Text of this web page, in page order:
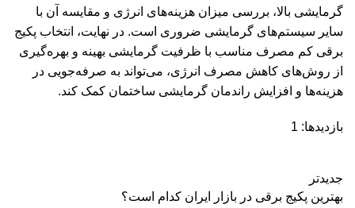
گرمایشی بالا، بررسی میزان هزینه‌های انرژی و مقایسه آن با
سایر سیستم‌های گرمایشی ضروری است. در نهایت، انتخاب پکیج
برقی کم مصرف مناسب با ظرفیت گرمایشی بهینه و بهره‌گیری
از روش‌های کاهش مصرف انرژی، می‌تواند به صرفه‌جویی در
هزینه‌ها و افزایش راندمان گرمایشی ساختمان کمک کند.
بازدیدها: 1
جدیدتر
بهترین پکیج برقی در بازار ایران کدام است؟